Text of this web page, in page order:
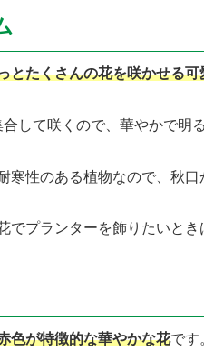
とたくさんの花を咲かせる可
して咲くので、華やかで明
寒性のある植物なので、秋
でプランターを飾りたいと
色が特徴的な華やかな花です